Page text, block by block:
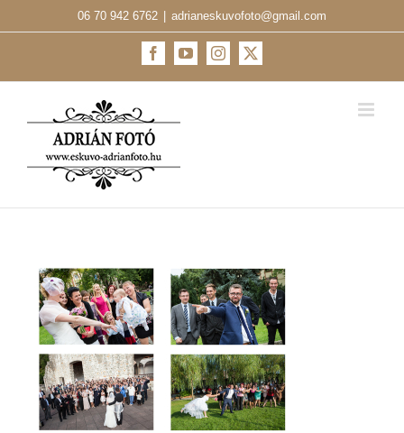
06 70 942 6762 adrianeskuvofoto@gmail.com
FacebookYouTubeInstagram
X